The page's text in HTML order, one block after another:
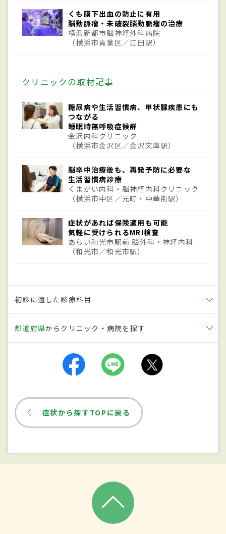
けて出血した状態で、そうなると突然に強
い頭痛が襲う。こぶは血管の分岐点にでき
やすく、大きさは数ミリから大きなもので
考えられており、先天的な要素も含まれると
されているが、詳しくは解明されていない
部分もある。喫煙習慣、多量の飲酒、スト
レスもリスクを上げる原因で、特に喫煙に
よる発症のリスクは非喫煙者に比べて2倍か
ら3倍と言われている。こぶが大きくなり、
周囲の組織を圧迫することにより症状が出
るため、発症は突発的。他には脳動静脈に
奇形があり、その部分が破裂し出血する
ケースや、交通事故などによる外傷がきっか
けで発症するケースもある。
症状
突然、頭が割れるような激しい頭痛が起き
るのが特徴。「バットで殴られたような痛
み」などと表現される。後頭部のほか、側
頭部や中心部が痛むこともある。また吐き
気や嘔吐、血圧の上昇を伴い、意識がもう
も。手足のまひなどは必ず起こるとは限ら
ない。重症の場合は頭痛が発生後、すぐに
がある。軽い出血の場合は
の程度も軽く、くも膜下出血とは気づ
かずに様子を見てしまう人もいる。
くも膜下出血の防止に有用
脳動脈瘤・未破裂脳動脈瘤の治療
横浜新都市脳神経外科病院
（横浜市青葉区／江田駅）
クリニックの取材記事
糖尿病や生活習慣病、甲状腺疾患にも
つながる
睡眠時無呼吸症候群
金沢内科クリニック
（横浜市金沢区／金沢文庫駅）
脳卒中治療後も、再発予防に必要な
生活習慣病診療
くまがい内科・脳神経内科クリニック
（横浜市中区／元町・中華街駅）
症状があれば保険適用も可能
気軽に受けられるMRI検査
あらい和光市駅前 脳外科・神経内科
（和光市／和光市駅）
初診に適した診療科目
都道府県からクリニック・病院を探す
症状から探すTOPに戻る